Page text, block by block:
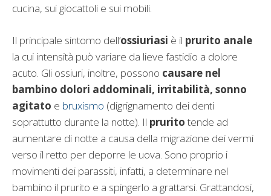
cucina, sui giocattoli e sui mobili.
Il principale sintomo dell’ossiuriasi è il prurito anale
la cui intensità può variare da lieve fastidio a dolore
acuto. Gli ossiuri, inoltre, possono causare nel
bambino dolori addominali, irritabilità, sonno
agitato e bruxismo (digrignamento dei denti
soprattutto durante la notte). Il pruritotende ad
aumentare di notte a causa della migrazione dei vermi
verso il retto per deporre le uova. Sono proprio i
movimenti dei parassiti, infatti, a determinare nel
bambino il prurito e a spingerlo a grattarsi. Grattandosi,